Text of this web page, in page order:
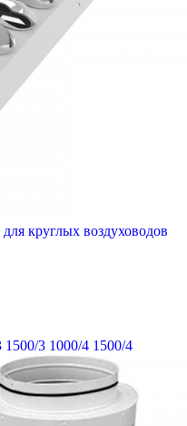
круглых воздуховодов
1500/3 1000/4 1500/4